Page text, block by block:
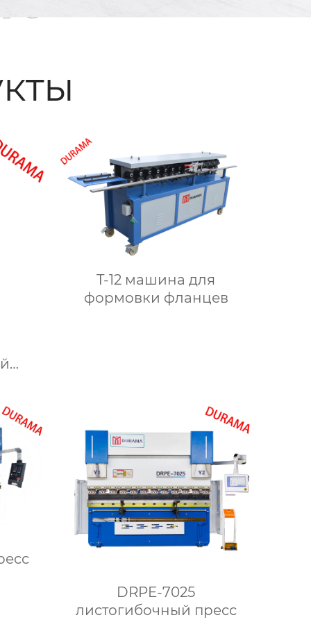
T-12 машина для
формовки фланцев
DRPE-7025
листогибочный пресс